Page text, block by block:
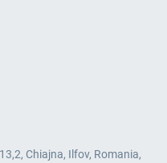
Chiajna, Ilfov, Romania,